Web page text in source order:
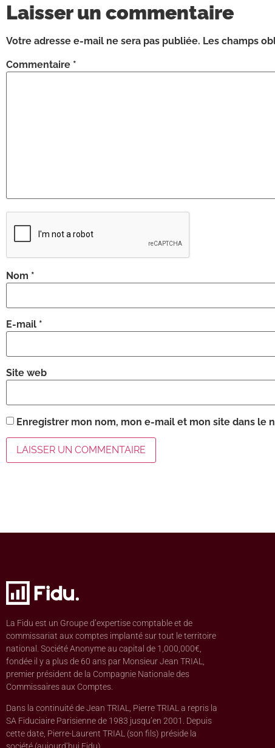
Laisser un commentaire
Votre adresse e-mail ne sera pas publiée. Les champs
Commentaire *
Nom *
E-mail *
Site web
Enregistrer mon nom, mon e-mail et mon site dans le
La Fidu est un Groupe d’expertise comptable et de
commissariat aux comptes implanté sur tout le territoire
national. Société Anonyme au capital de 1,000,000€,
fondée il y a plus de 60 ans par Monsieur Jean TRIAL,
premier président de la Compagnie Nationale des
Commissaires aux Comptes.
Dans la continuité de Jean TRIAL, Pierre TRIAL a repris la
SA Fiduciaire Parisienne de 1983 jusqu’en 2001. Depuis
cette date, Pierre-Laurent TRIAL (son fils) préside la